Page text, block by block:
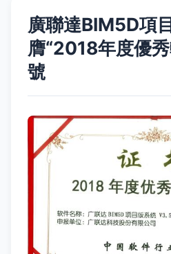
廣聯達BIM5D項
膺“2018年度優
號